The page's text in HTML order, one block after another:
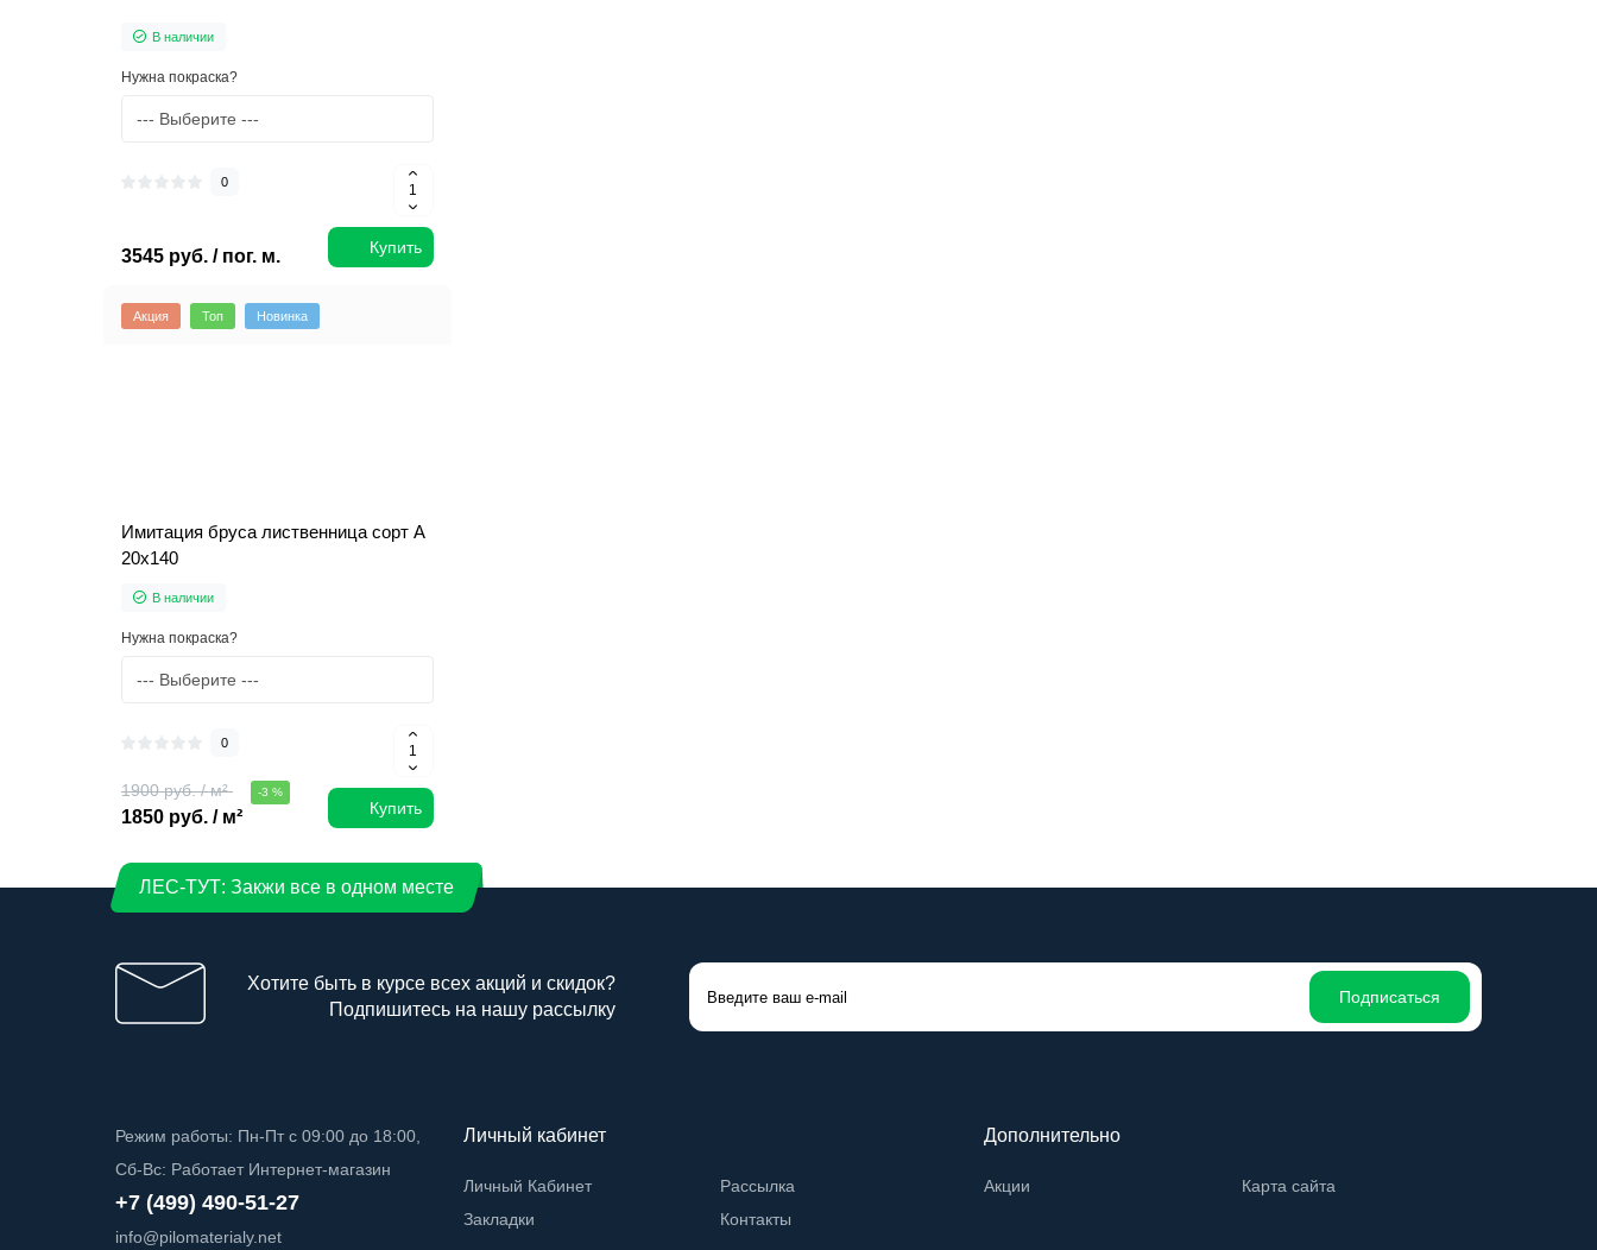
В наличии
Нужна покраска?
0
3545 руб. / пог. м. Купить
Акция Топ Новинка
Имитация бруса лиственница сорт А
20х140
В наличии
Нужна покраска?
0
1900 руб. / м² -3 %
1850 руб. / м² Купить
ЛЕС-ТУТ: Закжи все в одном месте
Хотите быть в курсе всех акций и скидок?
Подпишитесь на нашу рассылку
Подписаться
Режим работы: Пн-Пт с 09:00 до 18:00,
Сб-Вс: Работает Интернет-магазин
+7 (499) 490-51-27
info@pilomaterialy.net
Личный кабинет
Личный Кабинет
Закладки
Рассылка
Контакты
Дополнительно
Акции Карта сайта